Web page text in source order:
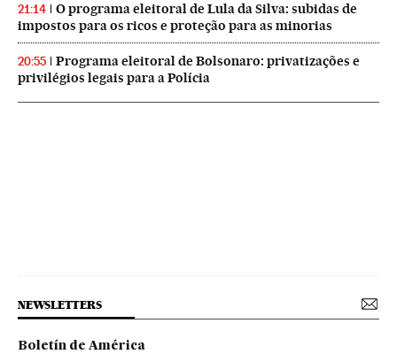
21:14
O programa eleitoral de Lula da Silva: subidas de
impostos para os ricos e proteção para as minorias
20:55
Programa eleitoral de Bolsonaro: privatizações e
privilégios legais para a Polícia
NEWSLETTERS
Boletín de América